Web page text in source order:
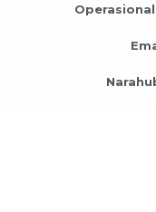
Operasional